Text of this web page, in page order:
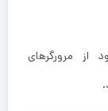
از مرورگرهای